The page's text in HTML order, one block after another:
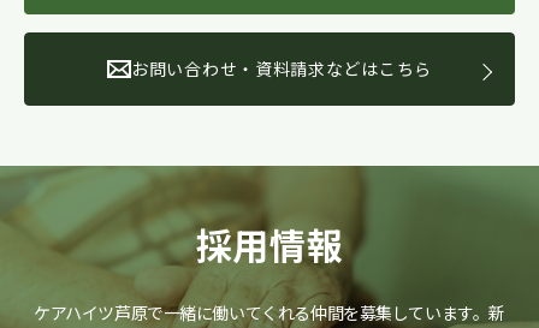
お問い合わせ・資料請求などはこちら
採用情報
ケアハイツ芦原で一緒に働いてくれる仲間を募集しています。新